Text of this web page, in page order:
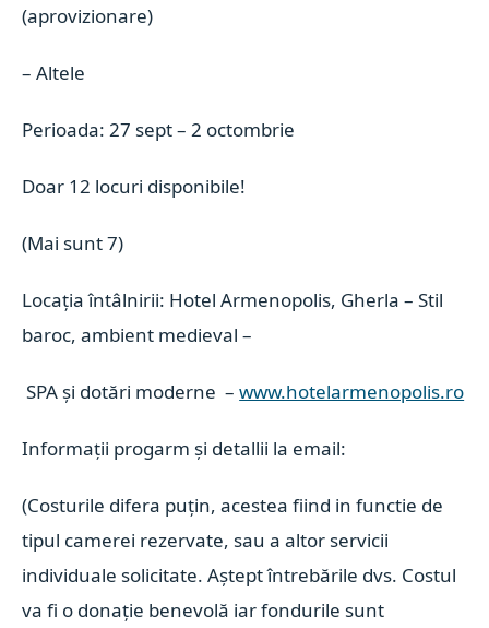
(aprovizionare)
– Altele
Perioada: 27 sept – 2 octombrie
Doar 12 locuri disponibile!
(Mai sunt 7)
Locația întâlnirii: Hotel Armenopolis, Gherla – Stil
baroc, ambient medieval –
SPA și dotări moderne –www.hotelarmenopolis.ro
Informații progarm și detallii la email:
(Costurile difera puțin, acestea fiind in functie de
tipul camerei rezervate, sau a altor servicii
individuale solicitate. Aștept întrebările dvs. Costul
va fi o donație benevolă iar fondurile sunt